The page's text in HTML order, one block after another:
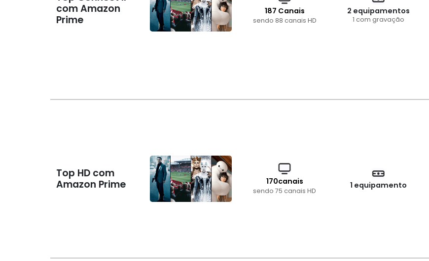
com Amazon
Prime
187 Canais
sendo 88 canais HD
2 equipamentos
1 com gravação
Top HD com
Amazon Prime
170canais
sendo 75 canais HD
1 equipamento